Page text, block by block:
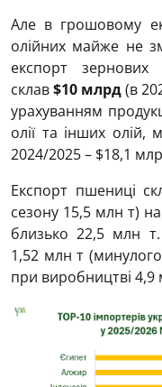
Але в грошовому
олійних майже не
експорт
склав$10 млрд(в
урахуванням
олії та інших олій,
2024/2025 – $18,1
Експорт пшениці
сезону 15,5 млн т)
близько 22,5 млн
1,52 млн т
при виробництві 4,9